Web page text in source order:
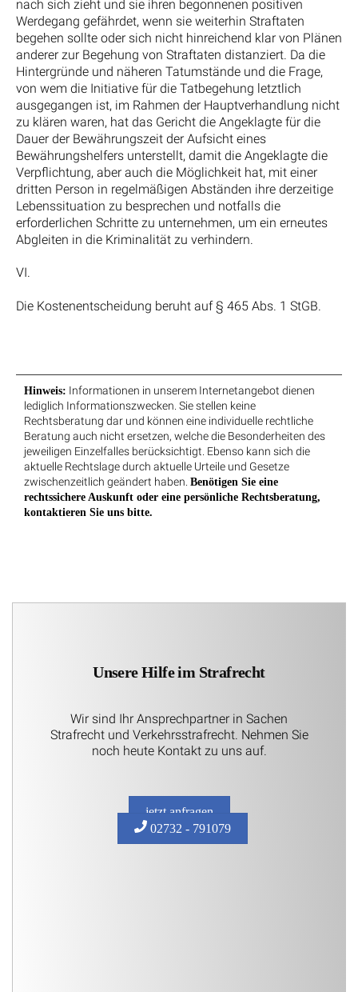
nach sich zieht und sie ihren begonnenen positiven
Werdegang gefährdet, wenn sie weiterhin Straftaten
begehen sollte oder sich nicht hinreichend klar von Plänen
anderer zur Begehung von Straftaten distanziert. Da die
Hintergründe und näheren Tatumstände und die Frage,
von wem die Initiative für die Tatbegehung letztlich
ausgegangen ist, im Rahmen der Hauptverhandlung nicht
zu klären waren, hat das Gericht die Angeklagte für die
Dauer der Bewährungszeit der Aufsicht eines
Bewährungshelfers unterstellt, damit die Angeklagte die
Verpflichtung, aber auch die Möglichkeit hat, mit einer
dritten Person in regelmäßigen Abständen ihre derzeitige
Lebenssituation zu besprechen und notfalls die
erforderlichen Schritte zu unternehmen, um ein erneutes
Abgleiten in die Kriminalität zu verhindern.
VI.
Die Kostenentscheidung beruht auf § 465 Abs. 1 StGB.
Hinweis: Informationen in unserem Internetangebot dienen
lediglich Informationszwecken. Sie stellen keine
Rechtsberatung dar und können eine individuelle rechtliche
Beratung auch nicht ersetzen, welche die Besonderheiten des
jeweiligen Einzelfalles berücksichtigt. Ebenso kann sich die
aktuelle Rechtslage durch aktuelle Urteile und Gesetze
zwischenzeitlich geändert haben. Benötigen Sie eine
rechtssichere Auskunft oder eine persönliche Rechtsberatung,
kontaktieren Sie uns bitte.
Unsere Hilfe im Strafrecht
Wir sind Ihr Ansprechpartner in Sachen
Strafrecht und Verkehrsstrafrecht. Nehmen Sie
noch heute Kontakt zu uns auf.
jetzt anfragen
02732 - 791079